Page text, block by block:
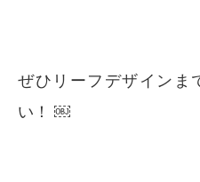
ぜひリーフデザインま
い！ ￼